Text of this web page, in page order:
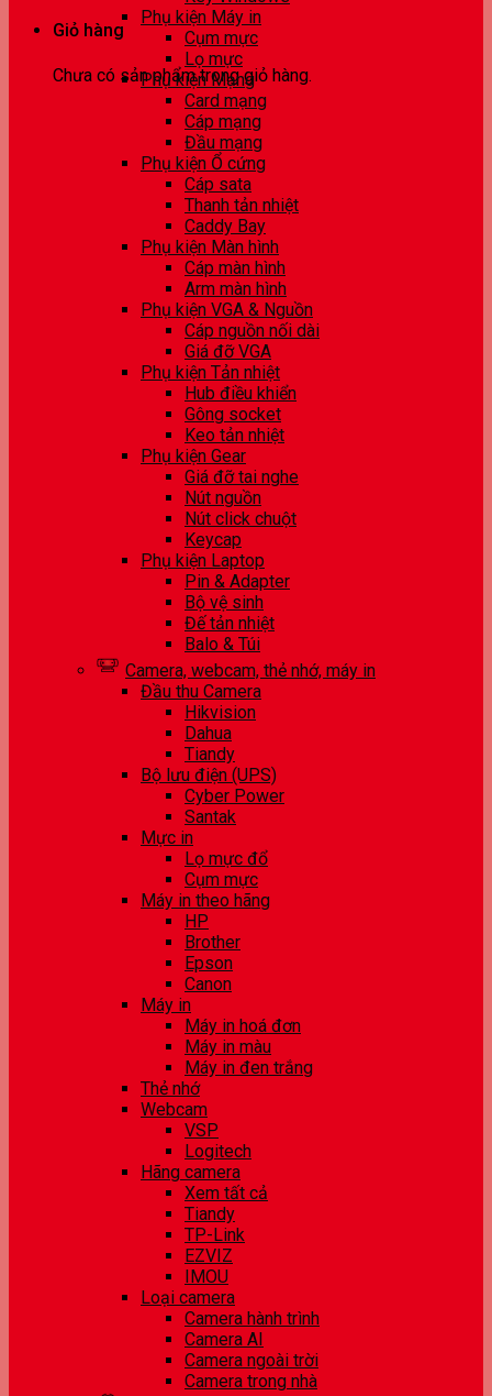
Giỏ hàng
Chưa có sản phẩm trong giỏ hàng.
Phụ kiện Máy in
Cụm mực
Lọ mực
Phụ kiện Mạng
Card mạng
Cáp mạng
Đầu mạng
Phụ kiện Ổ cứng
Cáp sata
Thanh tản nhiệt
Caddy Bay
Phụ kiện Màn hình
Cáp màn hình
Arm màn hình
Phụ kiện VGA & Nguồn
Cáp nguồn nối dài
Giá đỡ VGA
Phụ kiện Tản nhiệt
Hub điều khiển
Gông socket
Keo tản nhiệt
Phụ kiện Gear
Giá đỡ tai nghe
Nút nguồn
Nút click chuột
Keycap
Phụ kiện Laptop
Pin & Adapter
Bộ vệ sinh
Đế tản nhiệt
Balo & Túi
Camera, webcam, thẻ nhớ, máy in
Đầu thu Camera
Hikvision
Dahua
Tiandy
Bộ lưu điện (UPS)
Cyber Power
Santak
Mực in
Lọ mực đổ
Cụm mực
Máy in theo hãng
HP
Brother
Epson
Canon
Máy in
Máy in hoá đơn
Máy in màu
Máy in đen trắng
Thẻ nhớ
Webcam
VSP
Logitech
Hãng camera
Xem tất cả
Tiandy
TP-Link
EZVIZ
IMOU
Loại camera
Camera hành trình
Camera AI
Camera ngoài trời
Camera trong nhà